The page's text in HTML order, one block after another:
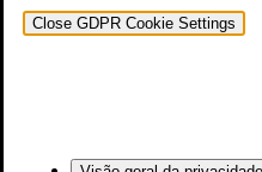
Close GDPR Cookie Settings